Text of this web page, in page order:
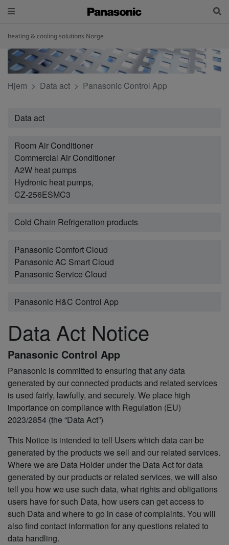
heating & cooling solutions Norge
Hjem Data act Panasonic Control App
Data act
Room Air Conditioner
Commercial Air Conditioner
A2W heat pumps
Hydronic heat pumps,
CZ-256ESMC3
Cold Chain Refrigeration products
Panasonic Comfort Cloud
Panasonic AC Smart Cloud
Panasonic Service Cloud
Panasonic H&C Control App
Data Act Notice
Panasonic Control App
Panasonic is committed to ensuring that any data
generated by our connected products and related services
is used fairly, lawfully, and securely. We place high
importance on compliance with Regulation (EU)
2023/2854 (the “Data Act”)
This Notice is intended to tell Users which data can be
generated by the products we sell and our related services.
Where we are Data Holder under the Data Act for data
generated by our products or related services, we will also
tell you how we use such data, what rights and obligations
users have for such Data, how users can get access to
such Data and where to go in case of complaints. You will
also find contact information for any questions related to
data handling.